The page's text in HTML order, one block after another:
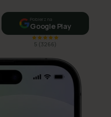
Pobierz na
Google Play
5 (3266)